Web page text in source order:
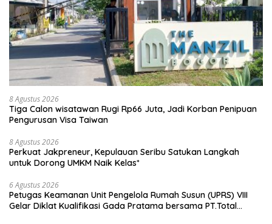
8 Agustus 2026
Tiga Calon wisatawan Rugi Rp66 Juta, Jadi Korban Penipuan
Pengurusan Visa Taiwan
8 Agustus 2026
Perkuat Jakpreneur, Kepulauan Seribu Satukan Langkah
untuk Dorong UMKM Naik Kelas*
6 Agustus 2026
Petugas Keamanan Unit Pengelola Rumah Susun (UPRS) VIII
Gelar Diklat Kualifikasi Gada Pratama bersama PT.Total